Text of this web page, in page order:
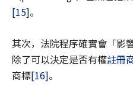
[15]。
其次，法院程序確實會「影
除了可以決定是否有權註冊
商標[16]。